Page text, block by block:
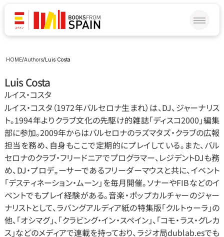
HOME/Authors/Luis Costa
Luis Costa
ルイス‧コスタ
ルイス‧コスタ（1972年バルセロナ生まれ）は、DJ、ジャーナリス
ト。1994年よりクラブ文化の先駆け的雑誌「ディスコ2000」編集
部に参加。2009年からはバルセロナのラズマタズ‧クラブの広報
担当を務め、自身もここで定期的にプレイしている。また、バル
セロナのクラブ‧フリードニアでプログラマー、レジデントDJも務
め、DJ‧プロデ„ーサーであるフリーダーマウスと共に、イベント
「デスティネーション‧ムーン」を毎月開催。ソナーやFIBなどのイ
ベントでもプレイ経験がある。音楽‧ポップカルチャーのジャー
ナリストとして、ラバングアルディア紙の特集版「クルトゥーラ」の
他、「オシマグ」、「クラビング‧イン‧スペイン」、「コモ‧ラス‧グレカ
ス」などのメディアで連載を持っており、ラジオ局dublab.esでも